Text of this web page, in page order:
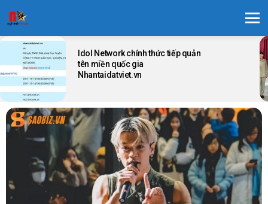
LATEST
STORIES
Idol Network chính thức tiếp quản
tên miền quốc gia
Nhantaidatviet.vn